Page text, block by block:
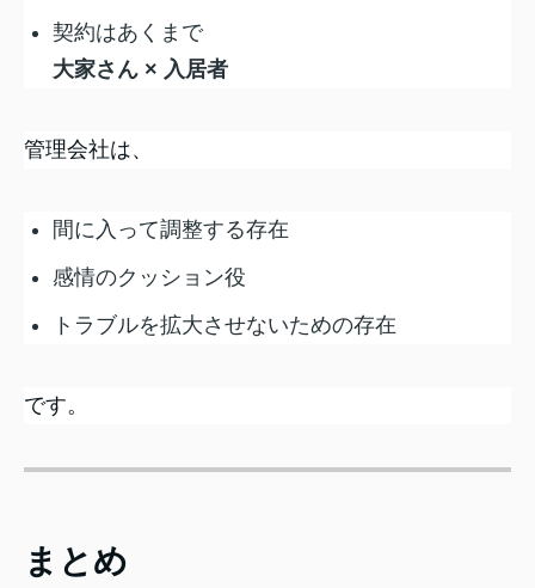
契約はあくまで
大家さん × 入居者
管理会社は、
間に入って調整する存在
感情のクッション役
トラブルを拡大させないための存在
です。
まとめ